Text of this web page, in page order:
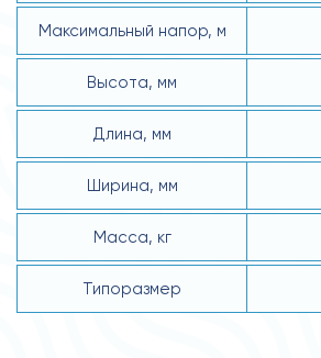
Максимальный напор, м
Высота, мм
Длина, мм
Ширина, мм
Масса, кг
Типоразмер